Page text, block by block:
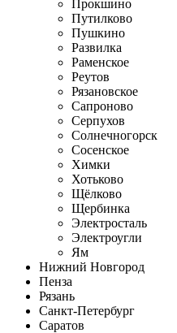
Прокшино
Путилково
Пушкино
Развилка
Раменское
Реутов
Рязановское
Сапроново
Серпухов
Солнечногорск
Сосенское
Химки
Хотьково
Щёлково
Щербинка
Электросталь
Электроугли
Ям
Нижний Новгород
Пенза
Рязань
Санкт-Петербург
Саратов